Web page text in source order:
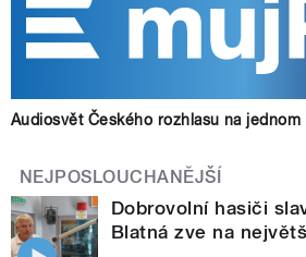
Audiosvět Českého rozhlasu na jednom
NEJPOSLOUCHANĚJŠÍ
Dobrovolní hasiči
Blatná zve na